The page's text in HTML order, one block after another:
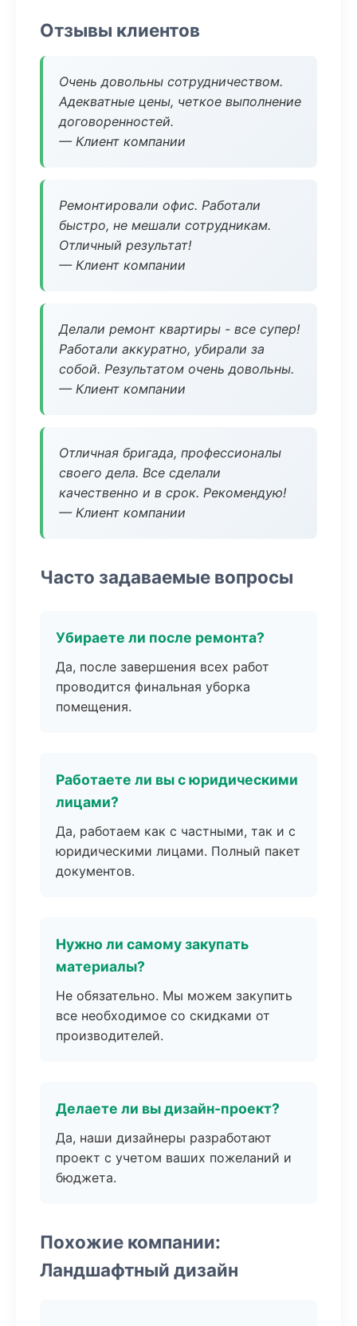
Отзывы клиентов
Очень довольны сотрудничеством.
Адекватные цены, четкое выполнение
договоренностей.
— Клиент компании
Ремонтировали офис. Работали
быстро, не мешали сотрудникам.
Отличный результат!
— Клиент компании
Делали ремонт квартиры - все супер!
Работали аккуратно, убирали за
собой. Результатом очень довольны.
— Клиент компании
Отличная бригада, профессионалы
своего дела. Все сделали
качественно и в срок. Рекомендую!
— Клиент компании
Часто задаваемые вопросы
Убираете ли после ремонта?
Да, после завершения всех работ
проводится финальная уборка
помещения.
Работаете ли вы с юридическими
лицами?
Да, работаем как с частными, так и с
юридическими лицами. Полный пакет
документов.
Нужно ли самому закупать
материалы?
Не обязательно. Мы можем закупить
все необходимое со скидками от
производителей.
Делаете ли вы дизайн-проект?
Да, наши дизайнеры разработают
проект с учетом ваших пожеланий и
бюджета.
Похожие компании:
Ландшафтный дизайн